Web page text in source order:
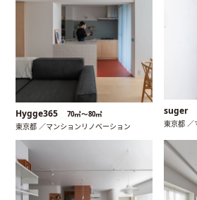
Hygge365 70㎡〜80㎡
東京都 ／マンションリノベーション
suger
東京都 ／